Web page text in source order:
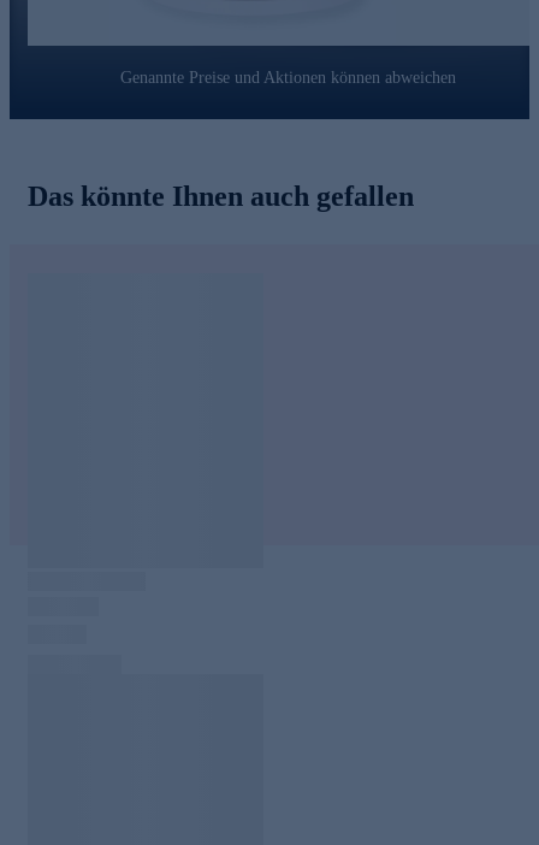
Genannte Preise und Aktionen können abweichen
Das könnte Ihnen auch gefallen